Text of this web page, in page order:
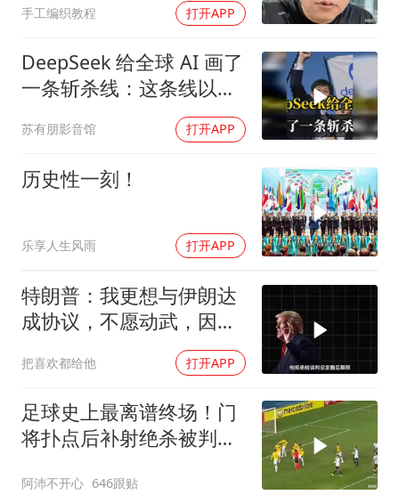
Meta重新支棱起来了吗
东方之约 相约未来
手工编织教程 打开APP
DeepSeek 给全球 AI 画了
一条斩杀线：这条线以下
的，趁早都别干了！
苏有朋影音馆 打开APP
历史性一刻！
乐享人生风雨 打开APP
特朗普：我更想与伊朗达
成协议，不愿动武，因为
把喜欢都给他 打开APP
足球史上最离谱终场！门
将扑点后补射绝杀被判无
阿沛不开心 646跟贴